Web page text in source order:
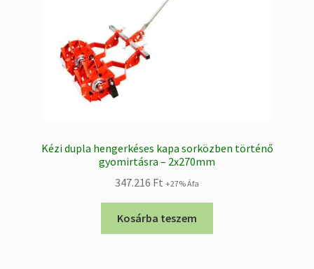
Kézi dupla hengerkéses kapa sorközben történő
gyomirtásra – 2x270mm
347.216 Ft +27% Áfa
Kosárba teszem